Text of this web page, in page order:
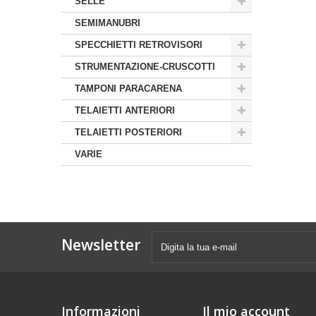
SEMIMANUBRI
SPECCHIETTI RETROVISORI
STRUMENTAZIONE-CRUSCOTTI
TAMPONI PARACARENA
TELAIETTI ANTERIORI
TELAIETTI POSTERIORI
VARIE
Newsletter
Informazioni Il mio account